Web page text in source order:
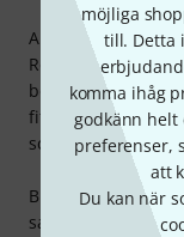
möjliga
till. Detta
komma ihåg
godkänn helt
preferenser,
att
Du kan när
A sturdy, robust
Rev2 perfectly. I
been nice to have
fitting the power
scratch the synth.
But most
safe.